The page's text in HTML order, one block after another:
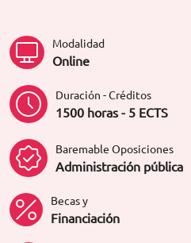
Modalidad
Online
Duración - Créditos
1500 horas - 5 ECTS
Baremable Oposiciones
Administración pública
Becas y
Financiación